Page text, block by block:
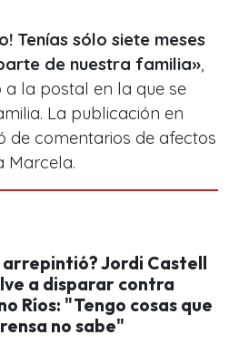
Tenías sólo siete meses
de nuestra familia»,
la postal en la que se
La publicación en
de comentarios de afectos
Marcela.
arrepintió? Jordi Castell
a disparar contra
Ríos: "Tengo cosas que
no sabe"